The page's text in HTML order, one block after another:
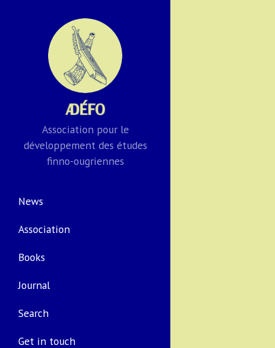
Association pour le
développement des études
finno-ougriennes
News
Association
Books
Journal
Search
Get in touch